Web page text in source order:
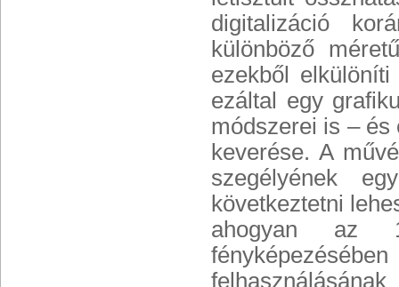
digitalizáció
különböző
ezekből
ezáltal egy
módszerei is – és
keverése. A
szegélyének
következtetni
ahogyan az